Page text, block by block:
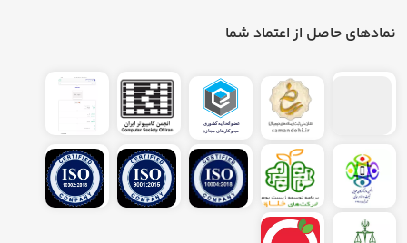
نمادهای حاصل از اعتماد شما